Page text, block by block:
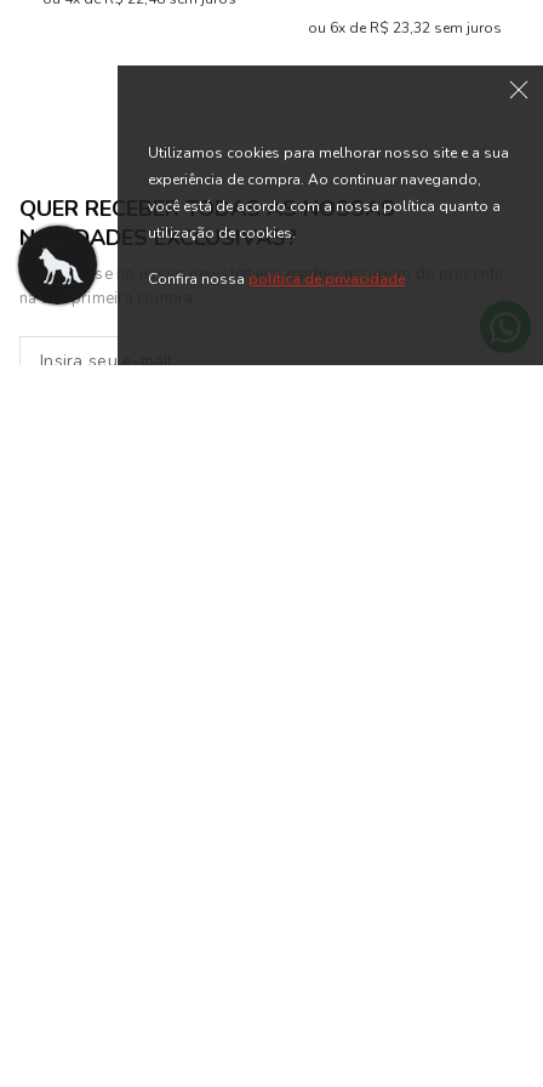
ou 6x de R$ 23,32 sem juros
Utilizamos cookies para melhorar nosso site e a sua
experiência de compra. Ao continuar navegando,
você está de acordo com a nossa política quanto a
utilização de cookies.
Confira nossa política de privacidade